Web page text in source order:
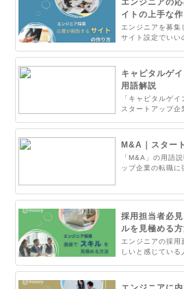
本記事ではエンジ
しく解説します。
イトの上手な
エンジニアを募集
サイト設定でいい
っても色々載せた
て、色々情報を
か？本記事では
上手い作り方につ
キャピタルゲ
用語解説
「キャピタルゲ
スタートアップ企
ワードについてま
M&A｜スター
「M&A」の用語
ップ企業の転職に
採用担当者必
ルを見極める
エンジニアの採用
しいと感じている
し、実際に働いて
ませんか？エン